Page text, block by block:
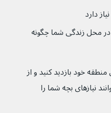
دارد
محل زندگی شما چگونه
از مدارس و کالج‌های منطقه خود بازدید کنید و از
بپرسید که چگونه می‌توانند نیازهای بچه شما را